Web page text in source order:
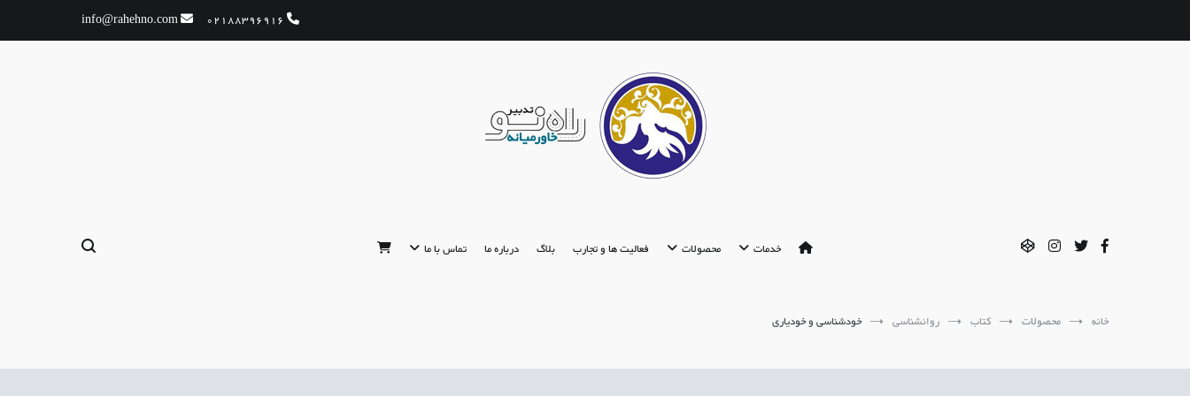
02188396916
info@rahehno.com
خدمات
محصولات فعالیت ها و تجارب بلاگ درباره ما تماس با ما
خانه محصولات کتاب روانشناسی خودشناسی و خودیاری